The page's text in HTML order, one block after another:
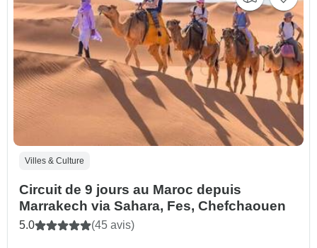
Villes & Culture
Circuit de 9 jours au Maroc depuis
Marrakech via Sahara, Fes, Chefchaouen
5.0 (45 avis)